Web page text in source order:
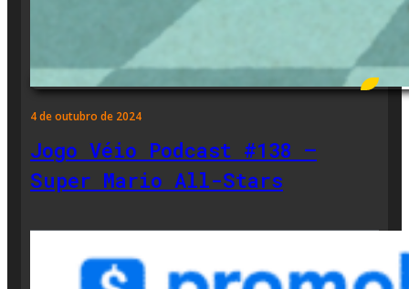
4 de outubro de 2024
Jogo Véio Podcast #138 –
Super Mario All-Stars